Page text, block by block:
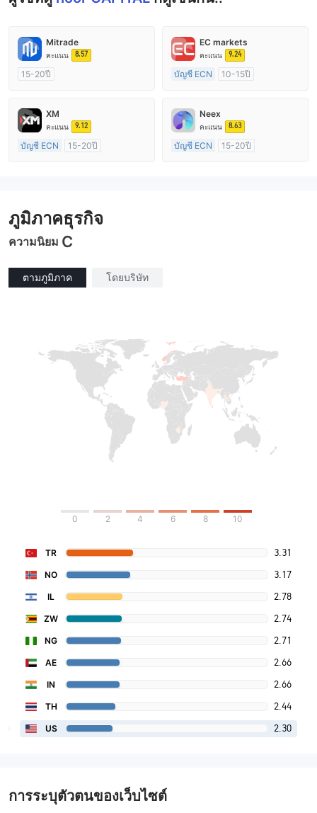
Mitrade
คะแนน 8.57
15-20ปี
การวิจัยตนเอง
EC markets
คะแนน 9.24
บัญชี ECN
10-15ปี
ใบอนุญาต MT4 แบบเต็ม
XM
คะแนน 9.12
บัญชี ECN
15-20ปี
Neex
คะแนน 8.63
บัญชี ECN
15-20ปี
ภูมิภาคธุรกิจ
ความนิยม C
ตามภูมิภาค โดยบริษัท
0 2 4 6 8 10
TR 3.31
NO 3.17
IL 2.78
ZW 2.74
NG 2.71
AE 2.66
IN 2.66
TH 2.44
US 2.30
การระบุตัวตนของเว็บไซต์